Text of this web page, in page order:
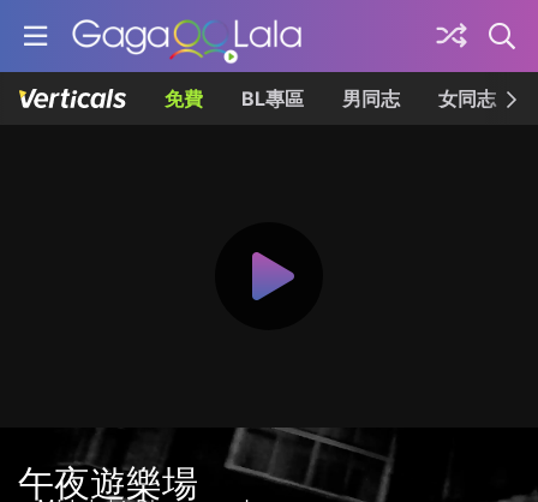
免費 BL專區 男同志 女同志
午夜遊樂場